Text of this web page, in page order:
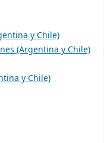
y Chile)
(Argentina y Chile)
y Chile)